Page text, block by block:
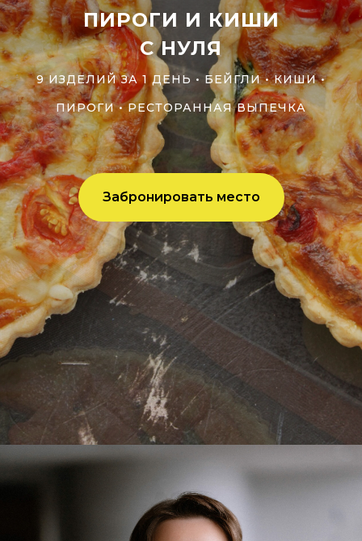
ПИРОГИ И КИШИ
С НУЛЯ
9 ИЗДЕЛИЙ ЗА 1 ДЕНЬ • БЕЙГЛИ • КИШИ •
ПИРОГИ • РЕСТОРАННАЯ ВЫПЕЧКА
Забронировать место